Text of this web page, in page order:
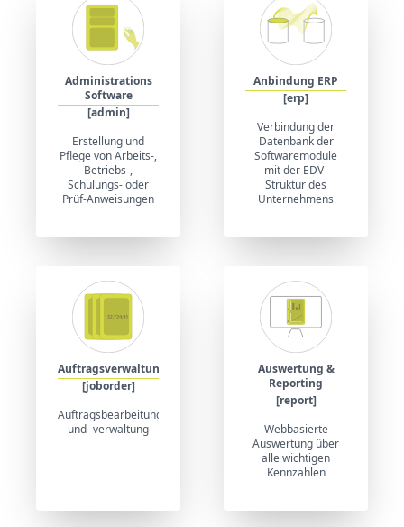
Administrations
Software
[admin]
Erstellung und
Pflege von Arbeits-,
Betriebs-,
Schulungs- oder
Prüf-Anweisungen
Anbindung ERP
[erp]
Verbindung der
Datenbank der
Softwaremodule
mit der EDV-
Struktur des
Unternehmens
Auftragsverwaltung
[joborder]
Auftragsbearbeitung
und -verwaltung
Auswertung &
Reporting
[report]
Webbasierte
Auswertung über
alle wichtigen
Kennzahlen